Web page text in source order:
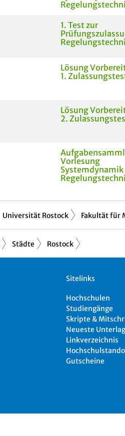
1. Test zur
Lösung
1.
Lösung
2.
Vorlesung
Systemdynamik
Universität Rostock Fakultät für
Städte Rostock
Sitelinks
Hochschulen
Studiengänge
Skripte &
Neueste
Linkverzeichnis
Gutscheine